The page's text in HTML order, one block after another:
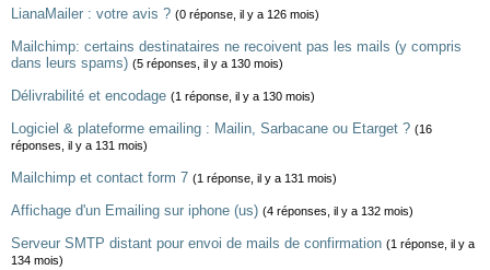
LianaMailer : votre avis ? (0 réponse, il y a 126 mois)
Mailchimp: certains destinataires ne recoivent pas les mails (y compris
dans leurs spams) (5 réponses, il y a 130 mois)
Délivrabilité et encodage (1 réponse, il y a 130 mois)
Logiciel & plateforme emailing : Mailin, Sarbacane ou Etarget ? (16
réponses, il y a 131 mois)
Mailchimp et contact form 7 (1 réponse, il y a 131 mois)
Affichage d'un Emailing sur iphone (us) (4 réponses, il y a 132 mois)
Serveur SMTP distant pour envoi de mails de confirmation (1 réponse, il y a
134 mois)